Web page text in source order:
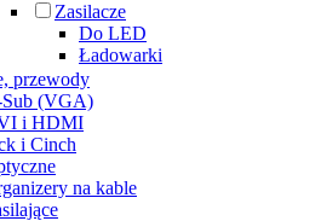
Zasilacze
Do LED
Ładowarki
przewody
(VGA)
i HDMI
i Cinch
na kable